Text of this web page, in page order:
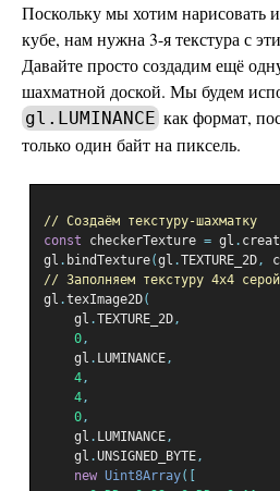
Поскольку мы хотим нарисовать
кубе, нам нужна 3-я текстура с
Давайте просто создадим ещё
шахматной доской. Мы будем
gl.LUMINANCE как формат,
только один байт на пиксель.
// Создаём текстуру-шахматку
const checkerTexture = gl .
gl . bindTexture(gl .TEXTURE_2D,
// Заполняем текстуру 4x4
gl .texImage2D(
    gl
.TEXTURE_2D,
0,
    gl
. LUMINANCE,
4,
4,
0,
    gl
. LUMINANCE,
    gl
.UNSIGNED_BYTE,
new Uint8Array([